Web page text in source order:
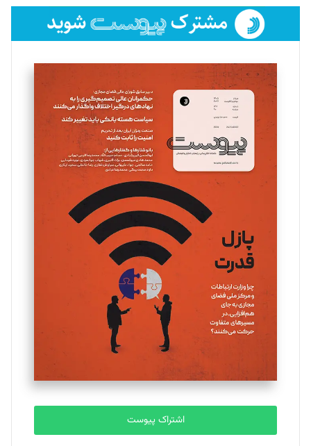
فائزه فتحی رستمی
تحریریه
سروش کرمیان
تحریریه
مینا پاکدل
یسنا امان‌پور
تحریریه
ملینا جعفری
تحریریه
مصطفی مسجدی آرانی
تحریریه
بابک نقاش
اشتراک پیوست